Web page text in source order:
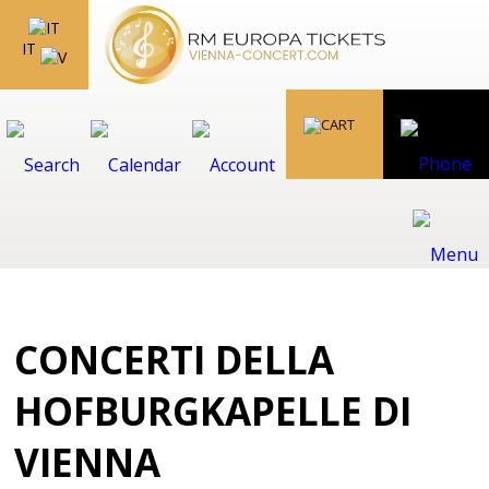
IT
CONCERTI DELLA
HOFBURGKAPELLE DI
VIENNA